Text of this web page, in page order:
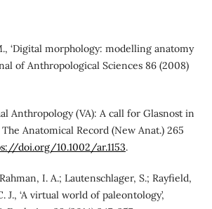
‘Digital morphology: modelling anatomy
of Anthropological Sciences 86 (2008)
Anthropology (VA): A call for Glasnost in
The Anatomical Record (New Anat.) 265
doi.org/10.1002/ar.1153.
I. A.; Lautenschlager, S.; Rayfield,
J., ‘A virtual world of paleontology’,